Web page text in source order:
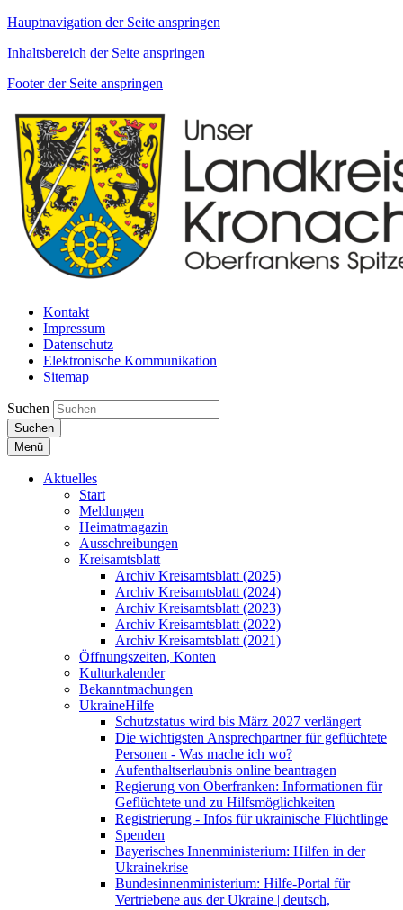
Hauptnavigation der Seite anspringen
Inhaltsbereich der Seite anspringen
Footer der Seite anspringen
Kontakt
Impressum
Datenschutz
Elektronische Kommunikation
Sitemap
Suchen
Suchen
Menü
Aktuelles
Start
Meldungen
Heimatmagazin
Ausschreibungen
Kreisamtsblatt
Archiv Kreisamtsblatt (2025)
Archiv Kreisamtsblatt (2024)
Archiv Kreisamtsblatt (2023)
Archiv Kreisamtsblatt (2022)
Archiv Kreisamtsblatt (2021)
Öffnungszeiten, Konten
Kulturkalender
Bekanntmachungen
UkraineHilfe
Schutzstatus wird bis März 2027 verlängert
Die wichtigsten Ansprechpartner für geflüchtete
Personen - Was mache ich wo?
Aufenthaltserlaubnis online beantragen
Regierung von Oberfranken: Informationen für
Geflüchtete und zu Hilfsmöglichkeiten
Registrierung - Infos für ukrainische Flüchtlinge
Spenden
Bayerisches Innenministerium: Hilfen in der
Ukrainekrise
Bundesinnenministerium: Hilfe-Portal für
Vertriebene aus der Ukraine | deutsch,